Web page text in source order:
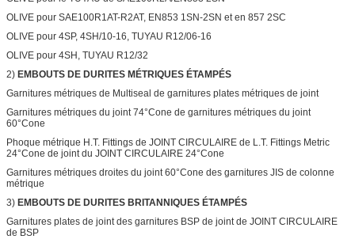
OLIVE pour SAE100R1AT-R2AT, EN853 1SN-2SN et en 857 2SC
OLIVE pour 4SP, 4SH/10-16, TUYAU R12/06-16
OLIVE pour 4SH, TUYAU R12/32
2) EMBOUTS DE DURITES MÉTRIQUES ÉTAMPÉS
Garnitures métriques de Multiseal de garnitures plates métriques de joint
Garnitures métriques du joint 74°Cone de garnitures métriques du joint
60°Cone
Phoque métrique H.T. Fittings de JOINT CIRCULAIRE de L.T. Fittings Metric
24°Cone de joint du JOINT CIRCULAIRE 24°Cone
Garnitures métriques droites du joint 60°Cone des garnitures JIS de colonne
métrique
3) EMBOUTS DE DURITES BRITANNIQUES ÉTAMPÉS
Garnitures plates de joint des garnitures BSP de joint de JOINT CIRCULAIRE
de BSP